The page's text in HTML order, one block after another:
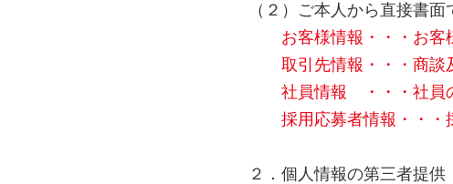
（２）ご本人から直接書
お客様情報・・・お客
取引先情報・・・商談
社員情報 ・・・社員の
採用応募者情報・・・
２．個人情報の第三者提供